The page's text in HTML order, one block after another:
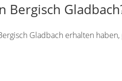
Bergisch
Gladbach erhalten